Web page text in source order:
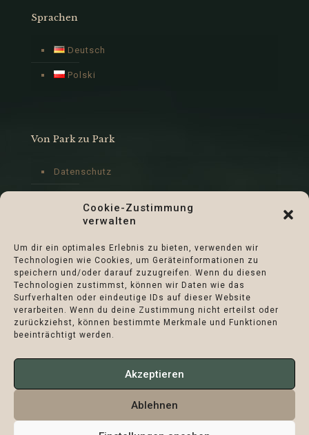
Cookie-Zustimmung
verwalten
Um dir ein optimales Erlebnis zu bieten, verwenden wir
Technologien wie Cookies, um Geräteinformationen zu
speichern und/oder darauf zuzugreifen. Wenn du diesen
Technologien zustimmst, können wir Daten wie das
Surfverhalten oder eindeutige IDs auf dieser Website
verarbeiten. Wenn du deine Zustimmung nicht erteilst oder
zurückziehst, können bestimmte Merkmale und Funktionen
beeinträchtigt werden.
Akzeptieren
Ablehnen
Sprachen
Deutsch
Polski
Von Park zu Park
Datenschutz
Cookie-Richtlinie (EU)